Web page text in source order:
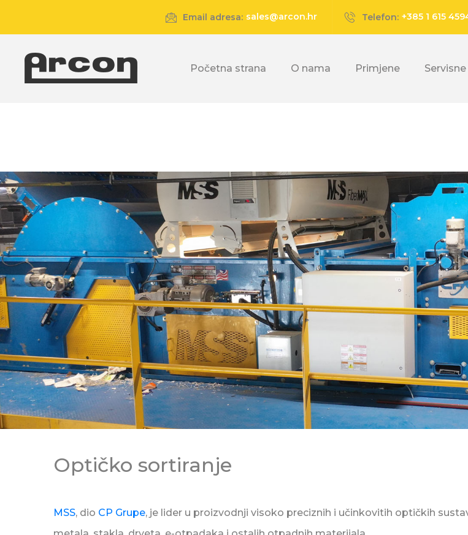
Email adresa: sales@arcon.hr Telefon: +385 1 615
Početna strana O nama Primjene
Optičko sortiranje
MSS, dio CP Grupe, je lider u proizvodnji visoko preciznih i učinkovitih optičkih